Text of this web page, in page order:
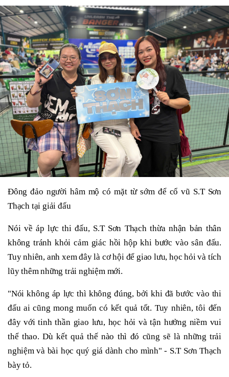
Đông đảo người hâm mộ có mặt từ sớm để cổ vũ S.T Sơn
Thạch tại giải đấu
Nói về áp lực thi đấu, S.T Sơn Thạch thừa nhận bản thân
không tránh khỏi cảm giác hồi hộp khi bước vào sân đấu.
Tuy nhiên, anh xem đây là cơ hội để giao lưu, học hỏi và tích
lũy thêm những trải nghiệm mới.
"Nói không áp lực thì không đúng, bởi khi đã bước vào thi
đấu ai cũng mong muốn có kết quả tốt. Tuy nhiên, tôi đến
đây với tinh thần giao lưu, học hỏi và tận hưởng niềm vui
thể thao. Dù kết quả thế nào thì đó cũng sẽ là những trải
nghiệm và bài học quý giá dành cho mình" - S.T Sơn Thạch
bày tỏ.